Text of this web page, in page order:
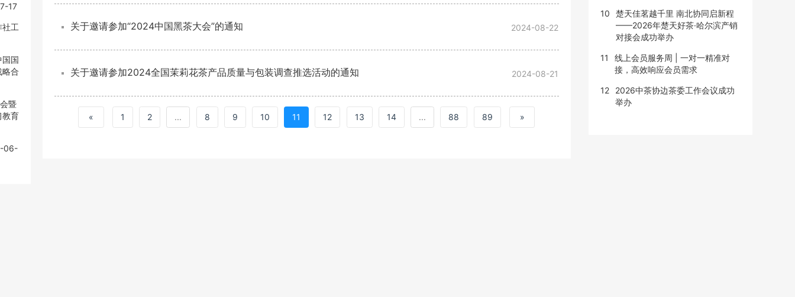
17
社工
国国
略合
暨
教育
06-
2024-08-22
关于邀请参加“2024中国黑茶大会”的通知
2024-08-21
关于邀请参加2024全国茉莉花茶产品质量与包装调查推选活动的通知
« 1 2 ... 8 9 10 11 12 13 14 ... 88 89 »
10
楚天佳茗越千里 南北协同启新程
——2026年楚天好茶·哈尔滨产销
对接会成功举办
11
线上会员服务周 | 一对一精准对
接，高效响应会员需求
12
2026中茶协边茶委工作会议成功
举办